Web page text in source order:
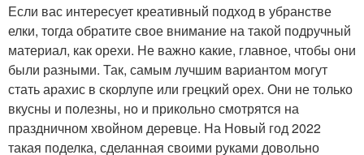
Если вас интересует креативный подход в убранстве
елки, тогда обратите свое внимание на такой подручный
материал, как орехи. Не важно какие, главное, чтобы они
были разными. Так, самым лучшим вариантом могут
стать арахис в скорлупе или грецкий орех. Они не только
вкусны и полезны, но и прикольно смотрятся на
праздничном хвойном деревце. На Новый год 2022
такая поделка, сделанная своими руками довольно